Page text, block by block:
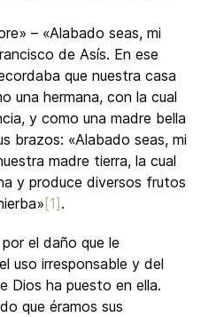
– «Alabado seas, mi
de Asís. En ese
que nuestra casa
una hermana, con la cual
y como una madre bella
brazos: «Alabado seas, mi
madre tierra, la cual
y produce diversos frutos
[1] .
el daño que le
uso irresponsable y del
Dios ha puesto en ella.
que éramos sus